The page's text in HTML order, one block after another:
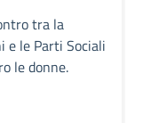
tra la
e le Parti Sociali
le donne.